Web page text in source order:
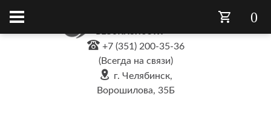
+7 (351) 200-35-36
(Всегда на связи)
г. Челябинск,
Ворошилова, 35Б
0